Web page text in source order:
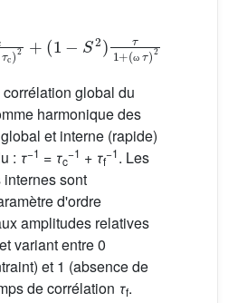
−S
global du
harmonique des
et interne (rapide)
: τ−1 = τc
−1 + τf
−1. Les
sont
d'ordre
amplitudes relatives
variant entre 0
et 1 (absence de
de corrélation τf.